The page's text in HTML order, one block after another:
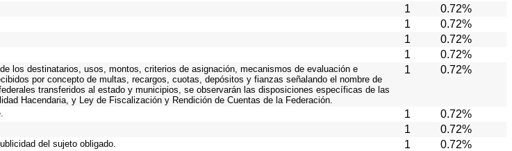
1 0.72%
1 0.72%
1 0.72%
1 0.72%
los destinatarios, usos, montos, criterios de asignación, mecanismos de evaluación e
por concepto de multas, recargos, cuotas, depósitos y fianzas señalando el nombre de
transferidos al estado y municipios, se observarán las disposiciones específicas de las
Hacendaria, y Ley de Fiscalización y Rendición de Cuentas de la Federación.
1 0.72%
1 0.72%
1 0.72%
del sujeto obligado. 1 0.72%